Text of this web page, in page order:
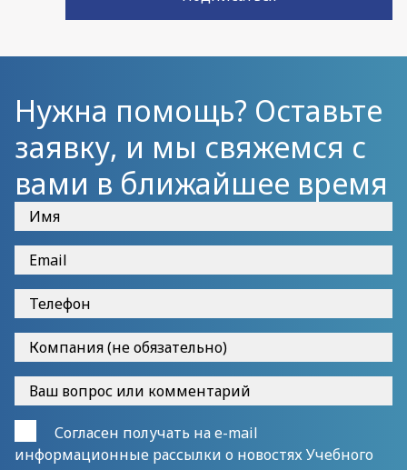
Нужна помощь? Оставьте
заявку, и мы свяжемся с
вами в ближайшее время
Согласен получать на e-mail
информационные рассылки о новостях Учебного